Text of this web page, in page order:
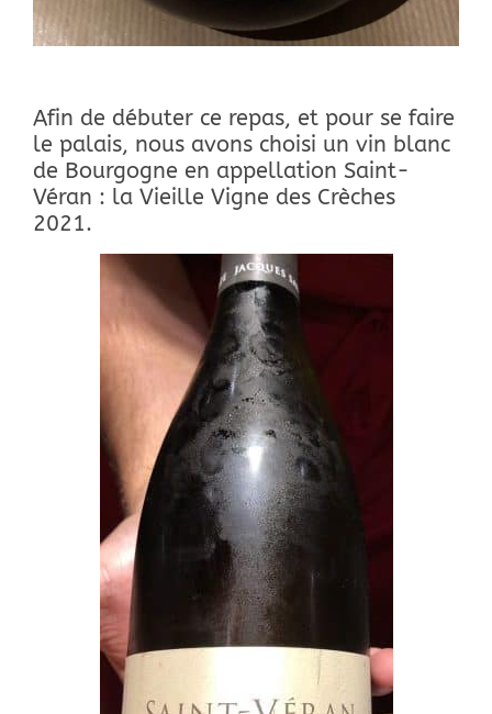
Afin de débuter ce repas, et pour se faire
le palais, nous avons choisi un vin blanc
de Bourgogne en appellation Saint-
Véran : la Vieille Vigne des Crèches
2021.